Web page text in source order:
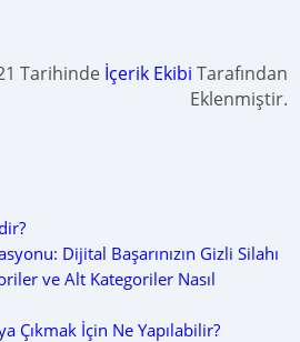
Tarihinde İçerik Ekibi Tarafından
Eklenmiştir.
Dijital Başarınızın Gizli Silahı
ve Alt Kategoriler Nasıl
Çıkmak İçin Ne Yapılabilir?